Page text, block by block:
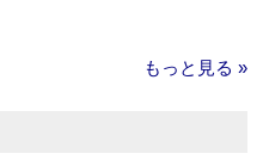
もっと見る »